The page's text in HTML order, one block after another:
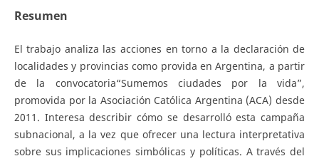
Resumen
El trabajo analiza las acciones en torno a la declaración de
localidades y provincias como provida en Argentina, a partir
de la convocatoria“Sumemos ciudades por la vida”,
promovida por la Asociación Católica Argentina (ACA) desde
2011. Interesa describir cómo se desarrolló esta campaña
subnacional, a la vez que ofrecer una lectura interpretativa
sobre sus implicaciones simbólicas y políticas. A través del